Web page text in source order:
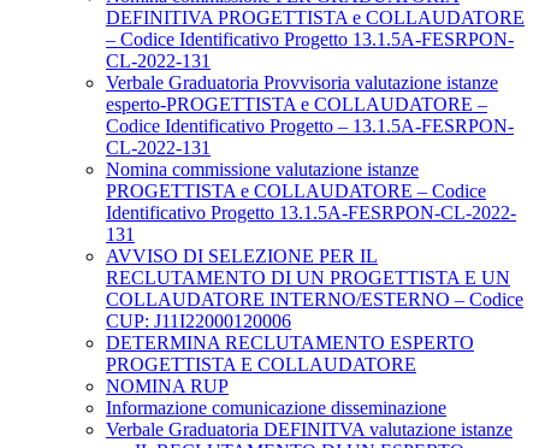
DEFINITIVA PROGETTISTA e COLLAUDATORE
– Codice Identificativo Progetto 13.1.5A-FESRPON-
CL-2022-131
Verbale Graduatoria Provvisoria valutazione istanze
esperto-PROGETTISTA e COLLAUDATORE –
Codice Identificativo Progetto – 13.1.5A-FESRPON-
CL-2022-131
Nomina commissione valutazione istanze
PROGETTISTA e COLLAUDATORE – Codice
Identificativo Progetto 13.1.5A-FESRPON-CL-2022-
131
AVVISO DI SELEZIONE PER IL
RECLUTAMENTO DI UN PROGETTISTA E UN
COLLAUDATORE INTERNO/ESTERNO – Codice
CUP: J11I22000120006
DETERMINA RECLUTAMENTO ESPERTO
PROGETTISTA E COLLAUDATORE
NOMINA RUP
Informazione comunicazione disseminazione
Verbale Graduatoria DEFINITVA valutazione istanze